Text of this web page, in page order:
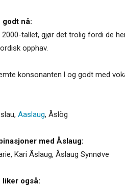
nå:
tallet, gjør det trolig fordi de
opphav.
konsonanten l og godt med
, Aaslaug, Åslög
med Åslaug:
Kari Åslaug, Åslaug Synnøve
liker også: